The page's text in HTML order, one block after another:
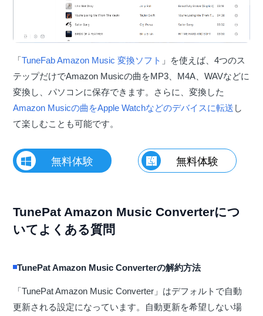
「TuneFab Amazon Music 変換ソフト 」を使えば、4つのス
テップだけでAmazon Musicの曲をMP3、M4A、WAVなどに
変換し、パソコンに保存できます。さらに、変換した
Amazon Musicの曲をApple Watchなどのデバイスに転送し
て楽しむことも可能です。
無料体験 無料体験
TunePat Amazon Music Converterにつ
いてよくある質問
TunePat Amazon Music Converterの解約方法
「TunePat Amazon Music Converter」はデフォルトで自動
更新される設定になっています。自動更新を希望しない場